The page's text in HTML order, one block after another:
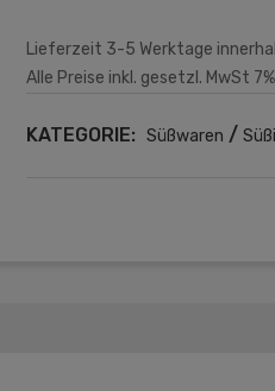
Lieferzeit 3-5 Werktage
Alle Preise inkl. gesetzl. MwSt
KATEGORIE: Süßwaren /